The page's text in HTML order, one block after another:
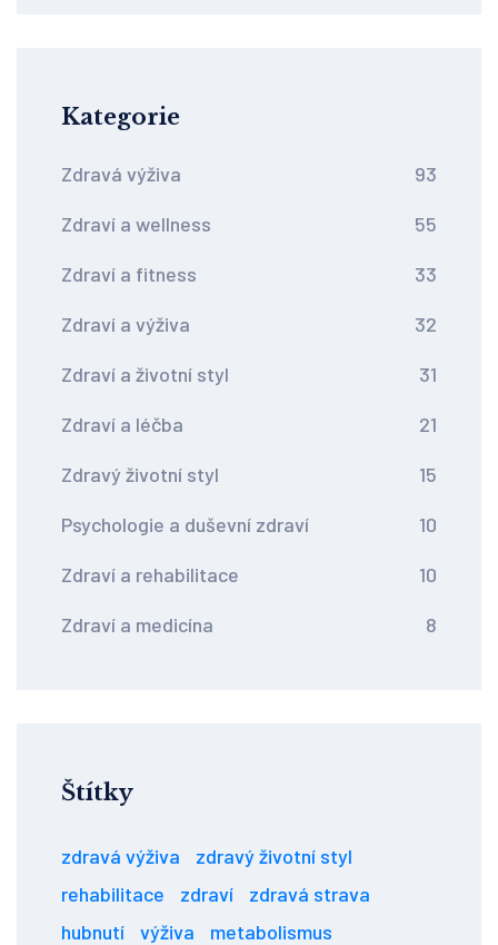
Kategorie
Zdravá výživa 93
Zdraví a wellness 55
Zdraví a fitness 33
Zdraví a výživa 32
Zdraví a životní styl 31
Zdraví a léčba 21
Zdravý životní styl 15
Psychologie a duševní zdraví 10
Zdraví a rehabilitace 10
Zdraví a medicína 8
Štítky
zdravá výživa
zdravý životní styl
rehabilitace
zdraví
zdravá strava
hubnutí
výživa
metabolismus